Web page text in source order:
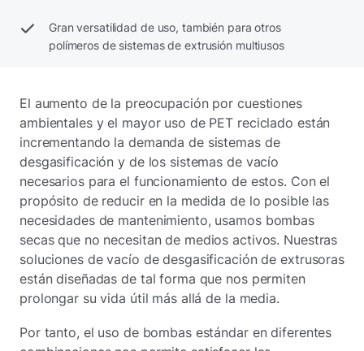
Gran versatilidad de uso, también para otros
polímeros de sistemas de extrusión multiusos
El aumento de la preocupación por cuestiones
ambientales y el mayor uso de PET reciclado están
incrementando la demanda de sistemas de
desgasificación y de los sistemas de vacío
necesarios para el funcionamiento de estos. Con el
propósito de reducir en la medida de lo posible las
necesidades de mantenimiento, usamos bombas
secas que no necesitan de medios activos. Nuestras
soluciones de vacío de desgasificación de extrusoras
están diseñadas de tal forma que nos permiten
prolongar su vida útil más allá de la media.
Por tanto, el uso de bombas estándar en diferentes